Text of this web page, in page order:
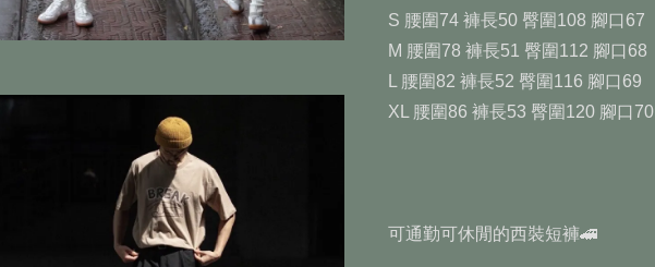
S 腰圍74 褲長50 臀圍108 腳口67
M 腰圍78 褲長51 臀圍112 腳口68
L 腰圍82 褲長52 臀圍116 腳口69
XL 腰圍86 褲長53 臀圍120 腳口70
可通勤可休閒的西裝短褲🚄